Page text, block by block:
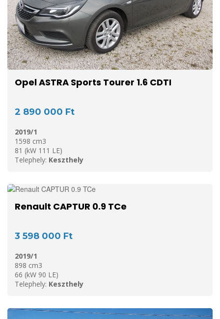
Opel ASTRA Sports Tourer 1.6 CDTI
2 890 000 Ft
2019/1
1598 cm3
81 (kW 111 LE)
Telephely: Keszthely
Renault CAPTUR 0.9 TCe
3 598 000 Ft
2019/1
898 cm3
66 (kW 90 LE)
Telephely: Keszthely